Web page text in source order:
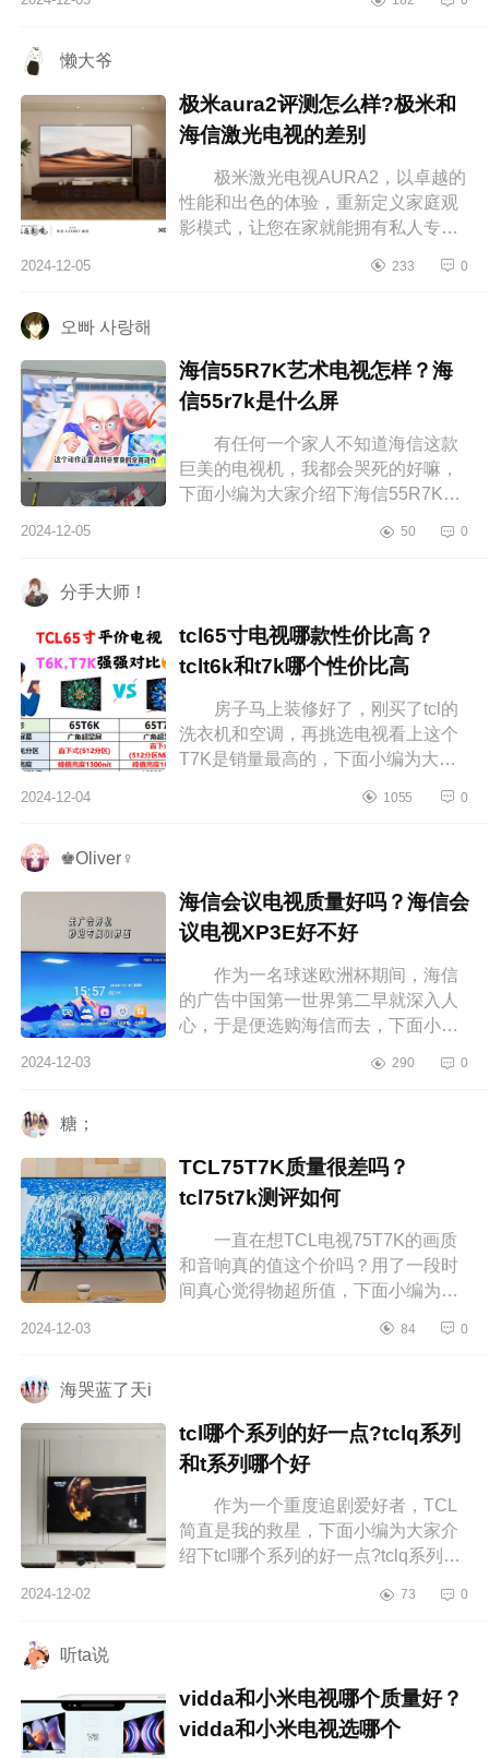
下面小编为大家介绍下v8e和v8epro
懒大爷
极米aura2评测怎么样?极米和
海信激光电视的差别
极米激光电视AURA2，以卓越的
性能和出色的体验，重新定义家庭观
影模式，让您在家就能拥有私人专属
极米aura2评测怎么样?极米和海信激
2024-12-05 233 0
오빠 사랑해
海信55R7K艺术电视怎样？海
信55r7k是什么屏
有任何一个家人不知道海信这款
巨美的电视机，我都会哭死的好嘛，
下面小编为大家介绍下海信55R7K艺
海信55R7K艺术电视怎样 海信艺
2024-12-05 50 0
分手大师！
tcl65寸电视哪款性价比高？
tclt6k和t7k哪个性价比高
房子马上装修好了，刚买了tcl的
洗衣机和空调，再挑选电视看上这个
T7K是销量最高的，下面小编为大家
tclt6k和t7k哪个性价比高 tcl65寸...
2024-12-04 1055 0
♚Oliver♀
海信会议电视质量好吗？海信会
议电视XP3E好不好
作为一名球迷欧洲杯期间，海信
的广告中国第一世界第二早就深入人
心，于是便选购海信而去，下面小编
吗？海信会议电视XP3E好不好 海
2024-12-03 290 0
糖；
TCL75T7K质量很差吗？
tcl75t7k测评如何
一直在想TCL电视75T7K的画质
和音响真的值这个价吗？用了一段时
间真心觉得物超所值，下面小编为大
tcl75t7k测评如何 TCL75T7K质量
2024-12-03 84 0
海哭蓝了天i
tcl哪个系列的好一点?tclq系列
和t系列哪个好
作为一个重度追剧爱好者，TCL
简直是我的救星，下面小编为大家介
绍下tcl哪个系列的好一点?tclq系列和t
点 tclq系列和t系列哪个好 ...
2024-12-02 73 0
听ta说
vidda和小米电视哪个质量好？
vidda和小米电视选哪个